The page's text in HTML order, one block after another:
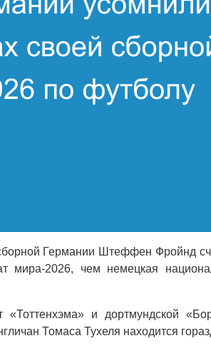
Германии Штеффен Фройнд
мира-2026, чем немецкая
и дортмундской
Томаса Тухеля находится